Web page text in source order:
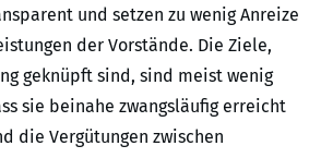
und setzen zu wenig Anreize
der Vorstände. Die Ziele,
geknüpft sind, sind meist wenig
sie beinahe zwangsläufig erreicht
die Vergütungen zwischen